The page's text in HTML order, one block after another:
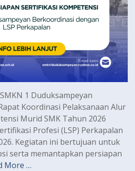
SMKN 1 Duduksampeyan
Koordinasi Pelaksanaan Alur
Murid SMK Tahun 2026
Profesi (LSP) Perkapalan
Kegiatan ini bertujuan untuk
serta memantapkan persiapan
More …